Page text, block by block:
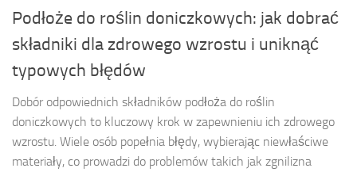
Podłoże do roślin doniczkowych: jak dobrać
składniki dla zdrowego wzrostu i uniknąć
typowych błędów
Dobór odpowiednich składników podłoża do roślin
doniczkowych to kluczowy krok w zapewnieniu ich zdrowego
wzrostu. Wiele osób popełnia błędy, wybierając niewłaściwe
materiały, co prowadzi do problemów takich jak zgnilizna